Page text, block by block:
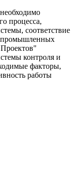
процесса,
соответствие
промышленных
контроля и
факторы,
работы